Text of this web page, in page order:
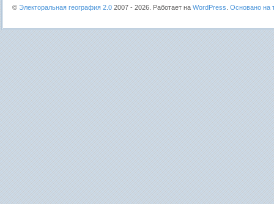
© Электоральная география 2.0 2007 - 2026. Работает на WordPress Основано на